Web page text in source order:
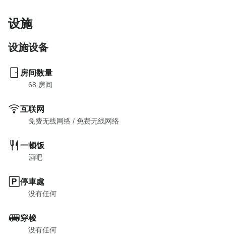
设施
设施设备
房间数量
68 房间
互联网
免费无线网络 / 免费无线网络
一顿饭
酒吧
停車處
没有任何
穿梭
没有任何